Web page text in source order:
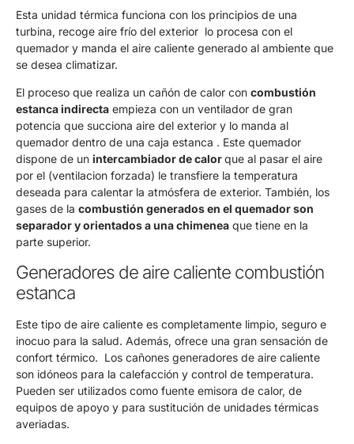
Esta unidad térmica funciona con los principios de una
turbina, recoge aire frío del exterior lo procesa con el
quemador y manda el aire caliente generado al ambiente que
se desea climatizar.
El proceso que realiza un cañón de calor con combustión
estanca indirecta empieza con un ventilador de gran
potencia que succiona aire del exterior y lo manda al
quemador dentro de una caja estanca . Este quemador
dispone de un intercambiador de calorque al pasar el aire
por el (ventilacion forzada) le transfiere la temperatura
deseada para calentar la atmósfera de exterior. También, los
gases de la combustión generados en el quemador son
separador y orientados a una chimenea que tiene en la
parte superior.
Generadores de aire caliente combustión
estanca
Este tipo de aire caliente es completamente limpio, seguro e
inocuo para la salud. Además, ofrece una gran sensación de
confort térmico. Los cañones generadores de aire caliente
son idóneos para la calefacción y control de temperatura.
Pueden ser utilizados como fuente emisora de calor, de
equipos de apoyo y para sustitución de unidades térmicas
averiadas.